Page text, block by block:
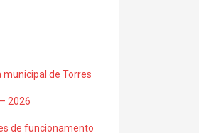
de Torres
2026
de funcionamento